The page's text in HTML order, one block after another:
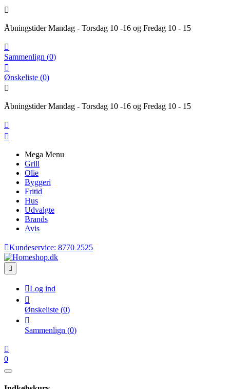

Åbningstider Mandag - Torsdag 10 -16 og Fredag 10 - 15

Sammenlign (0)

Ønskeliste (0)

Åbningstider Mandag - Torsdag 10 -16 og Fredag 10 - 15


Mega Menu
Grill
Olie
Byggeri
Fritid
Hus
Udvalgte
Brands
Avis
Kundeservice: 8770 2525

Log ind

Ønskeliste (0)

Sammenlign (0)

0